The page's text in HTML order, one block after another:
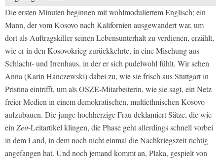
Die ersten Minuten beginnen mit wohlmoduliertem Englisch; ein
Mann, der vom Kosovo nach Kalifornien ausgewandert war, um
dort als Auftragskiller seinen Lebensunterhalt zu verdienen, erzählt,
wie er in den Kosovokrieg zurückkehrte, in eine Mischung aus
Schlacht- und Irrenhaus, in der er sich pudelwohl fühlt. Wir sehen
Anna (Karin Hanczewski) dabei zu, wie sie frisch aus Stuttgart in
Pristina eintrifft, um als OSZE-Mitarbeiterin, wie sie sagt, ein Netz
freier Medien in einem demokratischen, multiethnischen Kosovo
aufzubauen. Die junge hochherzige Frau deklamiert Sätze, die wie
ein Zeit-Leitartikel klingen, die Phase geht allerdings schnell vorbei
in dem Land, in dem noch nicht einmal die Nachkriegszeit richtig
angefangen hat. Und noch jemand kommt an, Plaka, gespielt von